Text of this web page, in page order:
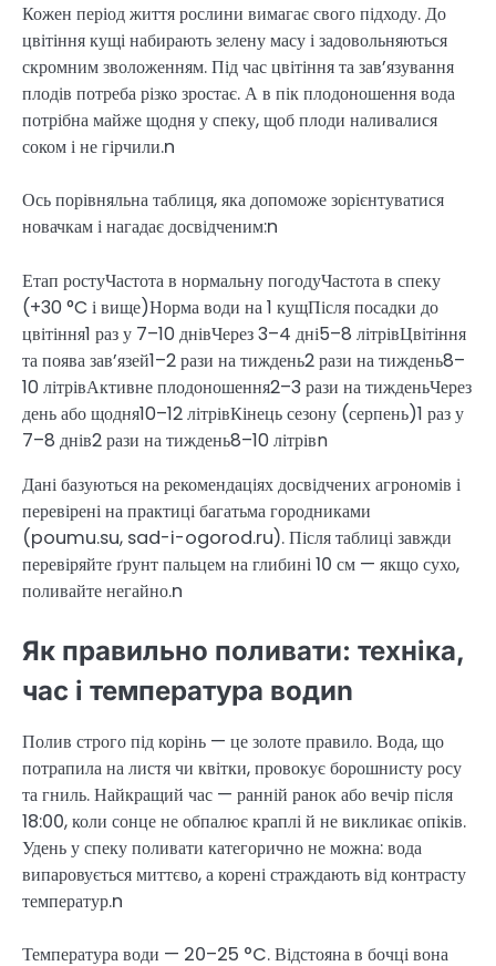
Кожен період життя рослини вимагає свого підходу. До
цвітіння кущі набирають зелену масу і задовольняються
скромним зволоженням. Під час цвітіння та зав’язування
плодів потреба різко зростає. А в пік плодоношення вода
потрібна майже щодня у спеку, щоб плоди наливалися
соком і не гірчили.n
Ось порівняльна таблиця, яка допоможе зорієнтуватися
новачкам і нагадає досвідченим:n
Етап ростуЧастота в нормальну погодуЧастота в спеку
(+30 °C і вище)Норма води на 1 кущПісля посадки до
цвітіння1 раз у 7–10 днівЧерез 3–4 дні5–8 літрівЦвітіння
та поява зав’язей1–2 рази на тиждень2 рази на тиждень8–
10 літрівАктивне плодоношення2–3 рази на тижденьЧерез
день або щодня10–12 літрівКінець сезону (серпень)1 раз у
7–8 днів2 рази на тиждень8–10 літрівn
Дані базуються на рекомендаціях досвідчених агрономів і
перевірені на практиці багатьма городниками
(poumu.su, sad-i-ogorod.ru). Після таблиці завжди
перевіряйте ґрунт пальцем на глибині 10 см — якщо сухо,
поливайте негайно.n
Як правильно поливати: техніка,
час і температура водиn
Полив строго під корінь — це золоте правило. Вода, що
потрапила на листя чи квітки, провокує борошнисту росу
та гниль. Найкращий час — ранній ранок або вечір після
18:00, коли сонце не обпалює краплі й не викликає опіків.
Удень у спеку поливати категорично не можна: вода
випаровується миттєво, а корені страждають від контрасту
температур.n
Температура води — 20–25 °C. Відстояна в бочці вона